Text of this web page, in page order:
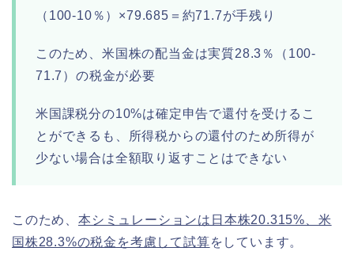
（100‐10％）×79.685＝約71.7が手残り
このため、米国株の配当金は実質28.3％（100‐
71.7）の税金が必要
米国課税分の10%は確定申告で還付を受けるこ
とができるも、所得税からの還付のため所得が
少ない場合は全額取り返すことはできない
このため、 本シミュレーションは日本株20.315%、米
国株28.3%の税金を考慮して試算をしています。